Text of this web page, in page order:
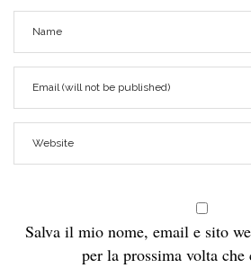
Salva il mio nome, email e sito
per la prossima volta che